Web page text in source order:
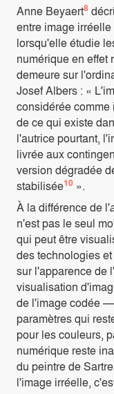
Anne Beyaert8
entre image irréelle
lorsqu'elle étudie
numérique en effet
demeure sur
Josef Albers : «
considérée
de ce qui existe
l'autrice pourtant,
livrée aux
version dégradée
stabilisée10 ».
À la différence de l'
n'est pas le seul
qui peut être
des technologies
sur l'apparence de
visualisation
de l'image codée
paramètres qui
pour les couleurs,
numérique reste
du peintre de
l'image irréelle,